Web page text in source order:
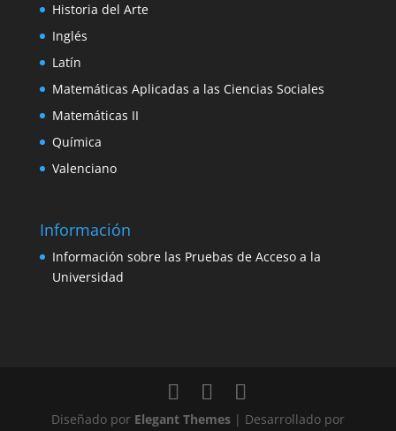
Historia del Arte
Inglés
Latín
Matemáticas Aplicadas a las Ciencias Sociales
Matemáticas II
Química
Valenciano
Información
Información sobre las Pruebas de Acceso a la
Universidad
Diseñado por Elegant Themes| Desarrollado por